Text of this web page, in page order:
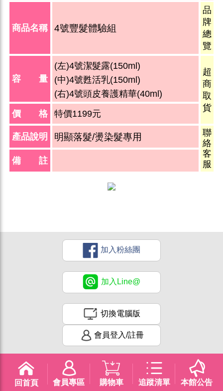
回首頁 會員專區 購物車 追蹤清單 本館公告
商品名稱 4號豐髮體驗組
品
牌
總
覽
容 量
(左)4號潔髮露(150ml)
(中)4號甦活乳(150ml)
(右)4號頭皮養護精華(40ml)
超
商
取
貨
價 格 特價1199元
產品說明 明顯落髮/燙染髮專用
聯
絡
客
服
備 註
加入粉絲團
加入Line@
切換電腦版
會員登入/註冊